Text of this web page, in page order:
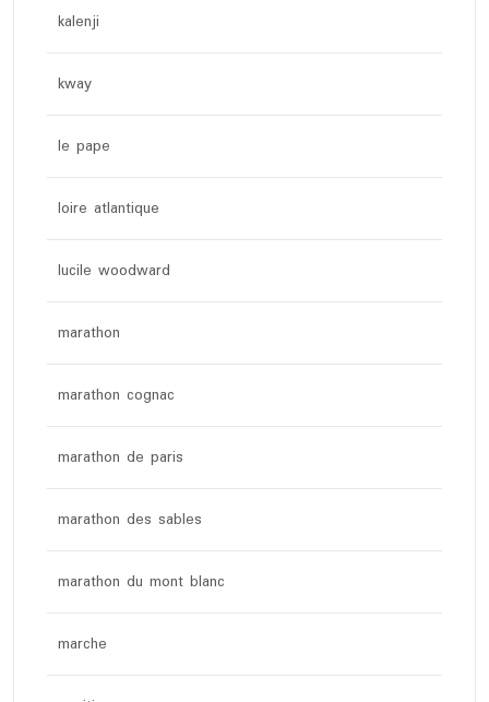
kalenji
kway
le pape
loire atlantique
lucile woodward
marathon
marathon cognac
marathon de paris
marathon des sables
marathon du mont blanc
marche